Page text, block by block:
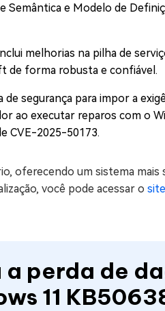
Semântica e Modelo de
melhorias na pilha de
de forma robusta e confiável.
de segurança para impor a
ao executar reparos com o
CVE-2025-50173.
oferecendo um sistema
você pode acessar o
perda de
11